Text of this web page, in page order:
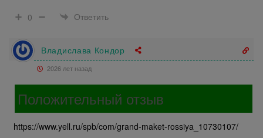
0
Ответить
Владислава Кондор
2026 лет назад
Положительный отзыв
https://www.yell.ru/spb/com/grand-maket-rossiya_10730107/